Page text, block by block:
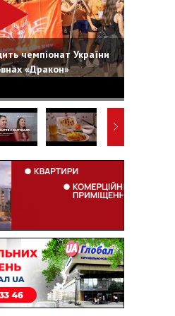
чемпіонат України
«Дракон»